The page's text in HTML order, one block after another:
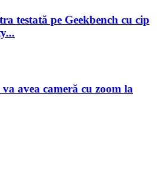
testată pe Geekbench cu cip
avea cameră cu zoom la